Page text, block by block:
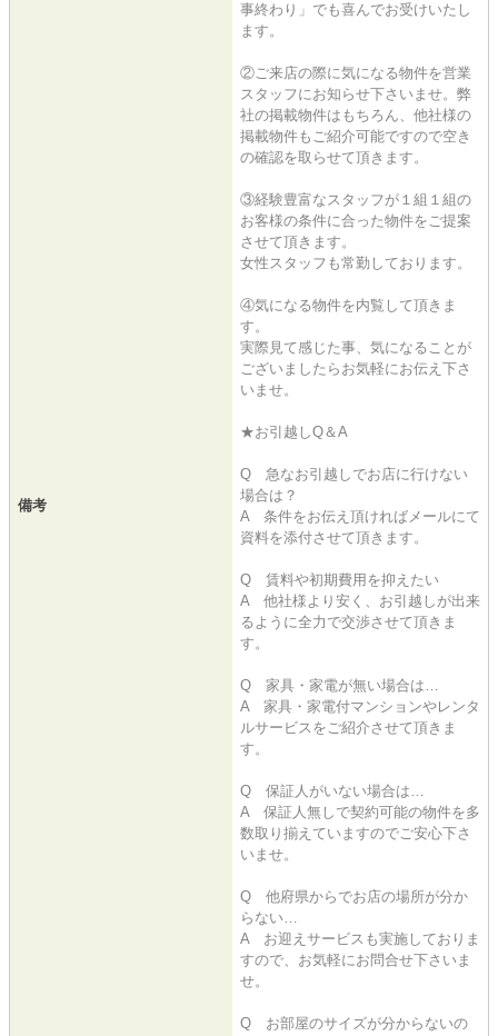
備考
事終わり」でも喜んでお受けいたし
ます。
②ご来店の際に気になる物件を営業
スタッフにお知らせ下さいませ。弊
社の掲載物件はもちろん、他社様の
掲載物件もご紹介可能ですので空き
の確認を取らせて頂きます。
③経験豊富なスタッフが１組１組の
お客様の条件に合った物件をご提案
させて頂きます。
女性スタッフも常勤しております。
④気になる物件を内覧して頂きま
す。
実際見て感じた事、気になることが
ございましたらお気軽にお伝え下さ
いませ。
★お引越しQ＆A
Q 急なお引越しでお店に行けない
場合は？
A 条件をお伝え頂ければメールにて
資料を添付させて頂きます。
Q 賃料や初期費用を抑えたい
A 他社様より安く、お引越しが出来
るように全力で交渉させて頂きま
す。
Q 家具・家電が無い場合は…
A 家具・家電付マンションやレンタ
ルサービスをご紹介させて頂きま
す。
Q 保証人がいない場合は…
A 保証人無しで契約可能の物件を多
数取り揃えていますのでご安心下さ
いませ。
Q 他府県からでお店の場所が分か
らない…
A お迎えサービスも実施しておりま
すので、お気軽にお問合せ下さいま
せ。
Q お部屋のサイズが分からないの